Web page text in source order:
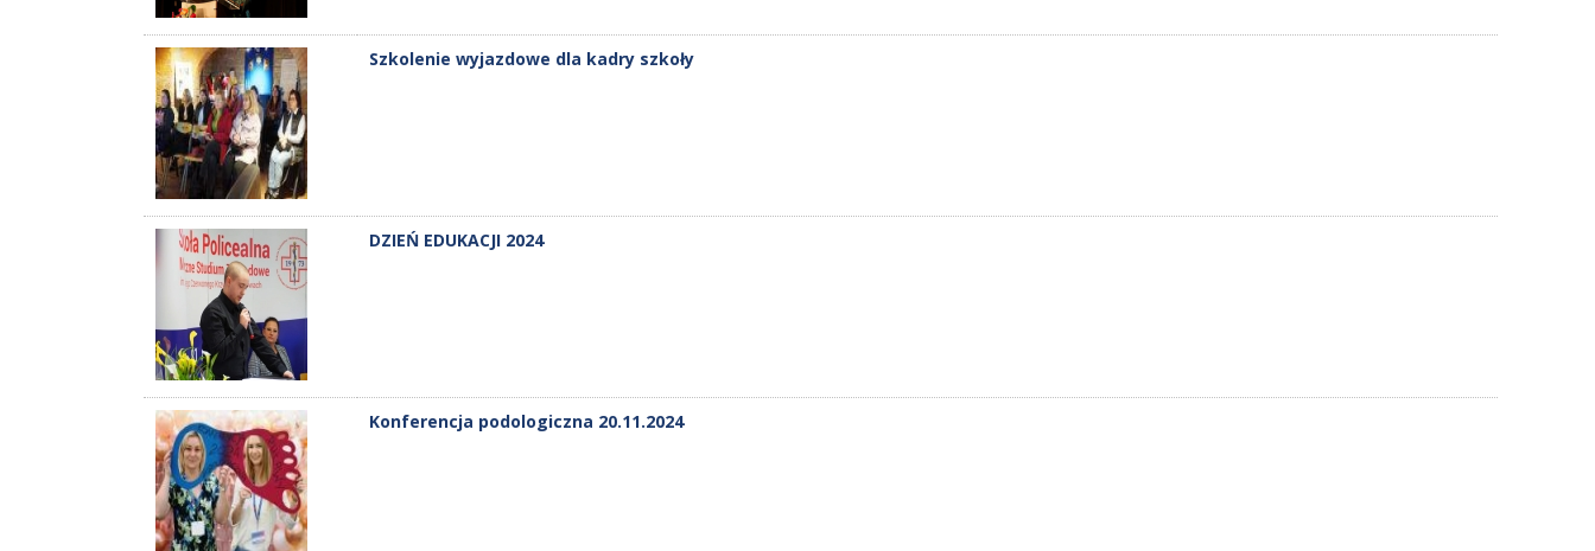
Szkolenie wyjazdowe dla kadry szkoły
DZIEŃ EDUKACJI 2024
Konferencja podologiczna 20.11.2024